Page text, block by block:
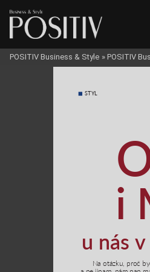
STYL
i
u nás v
Na otázku, proč by
POSITIV Business & Style » POSITIV